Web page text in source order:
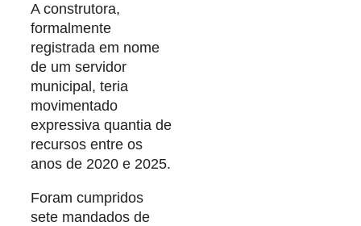
A construtora,
formalmente
registrada em nome
de um servidor
municipal, teria
movimentado
expressiva quantia de
recursos entre os
anos de 2020 e 2025.
Foram cumpridos
sete mandados de